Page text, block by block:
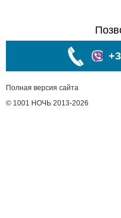
Полная версия сайта
© 1001 НОЧЬ 2013-2026